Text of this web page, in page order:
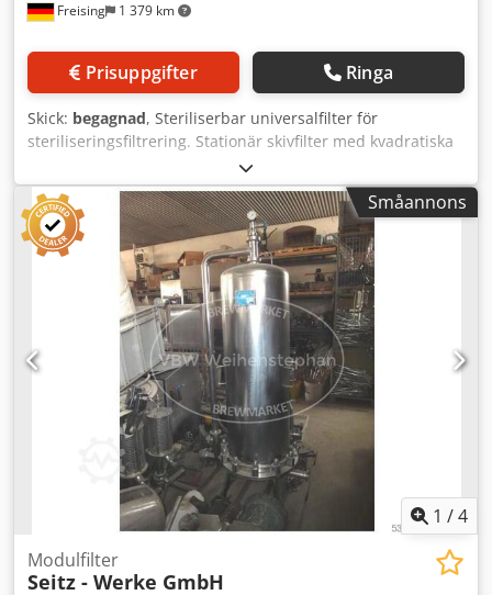
Freising 1 379 km
Prisuppgifter Ringa
Skick: begagnad, Steriliserbar universalfilter för
steriliseringsfiltrering. Stationär skivfilter med kvadratiska
filterelement i vertikal radarrangemang, hydraulisk
filterplattspressning. Hydraulikstyrning från inbyggt
elektriskt manöverskåp. Maskin (tillägg): Sterilisationsfilter;
Tillverkningsår: 1979 - 2010 Kapacitet ca: 750 hl/h Skivfilter
- Filteryta ca 356 - 493 m² Arbetstryck: 8 bar Effekt: 6 kW
Codoxbn N Hspfx Aphsha Spänning: 220/380 V Frekvens:
50 Hz Längd: 10 100 mm Bredd: 1 320 mm Höjd: 1 750 mm
Format: Kvadratiska filterelement Skiktsarrangemang:
Vertikal radarrangemang av filterelementen Drift /
styrning: Inbyggt elektriskt manöverskåp Material: Rostfritt
stål Placering: Horisontell Baskonstruktion: Stativ
Utrustning: Filterplattor; hydraulisk pressning av
filterplattor; slangpump
Småannons
1 /4
Modulfilter
Seitz - Werke GmbH